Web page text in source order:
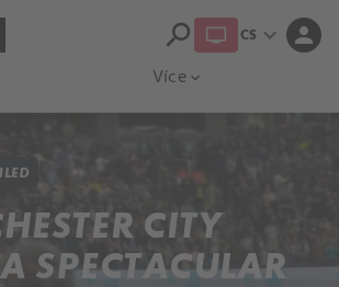
Více expand_more
search CS expand_more person
CITY
SPECTACULAR